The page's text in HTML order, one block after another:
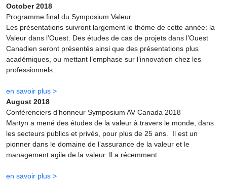
October 2018
Programme final du Symposium Valeur
Les présentations suivront largement le thème de cette année: la
Valeur dans l’Ouest. Des études de cas de projets dans l’Ouest
Canadien seront présentés ainsi que des présentations plus
académiques, ou mettant l’emphase sur l’innovation chez les
professionnels...
en savoir plus >
August 2018
Conférenciers d’honneur Symposium AV Canada 2018
Martyn a mené des études de la valeur à travers le monde, dans
les secteurs publics et privés, pour plus de 25 ans. Il est un
pionner dans le domaine de l’assurance de la valeur et le
management agile de la valeur. Il a récemment...
en savoir plus >